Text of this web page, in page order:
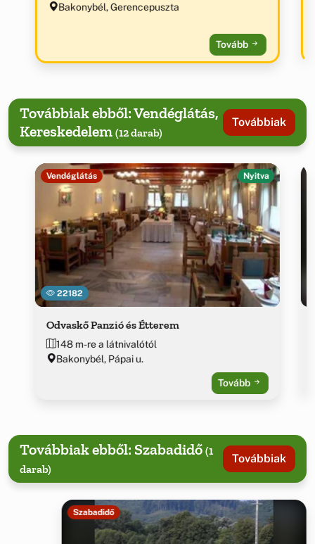
Bakonybél, Gerencepuszta
Tovább
Továbbiak ebből: Vendéglátás,
Kereskedelem (12 darab)
Továbbiak
22182
Vendéglátás Nyitva
Odvaskő Panzió és Étterem
148 m-re a látnivalótól
Bakonybél, Pápai u.
Tovább
Továbbiak ebből: Szabadidő (1
darab)
Továbbiak
Szabadidő